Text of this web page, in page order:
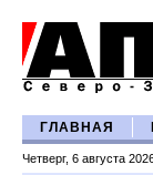
ГЛАВНАЯ
Четверг, 6 августа